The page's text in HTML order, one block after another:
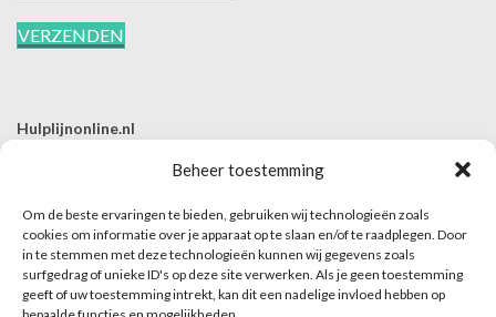
Beheer toestemming
Om de beste ervaringen te bieden, gebruiken wij technologieën zoals
cookies om informatie over je apparaat op te slaan en/of te raadplegen. Door
in te stemmen met deze technologieën kunnen wij gegevens zoals
surfgedrag of unieke ID's op deze site verwerken. Als je geen toestemming
geeft of uw toestemming intrekt, kan dit een nadelige invloed hebben op
Hulplijnonline.nl
E | info@hulplijnonline.nl
Contactformulier
Over Hulplijnonline.nl
Het team van Hulplijnonline.nl